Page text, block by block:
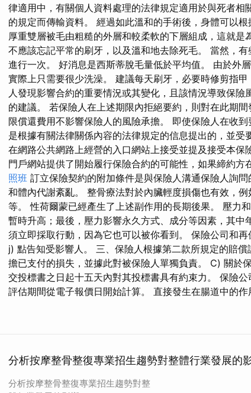
律適用中，有關個人資料處理的法律規定適用於與死者
的規定而傳輸資料。 經過如此溫和的手術後，身體可以
厚重雙層被毛由粗糙的外層和較柔軟的下層組成，這就
不應該忘記平常的刷牙，以及溫和地去除死毛。 當然，
進行一次。 好消息是西斯蒂脫毛量低於平均值。 由於外
實際上只需要很少洗澡。 建議每天刷牙，必要時修剪指
人發現影響合約的重要情況或其變化，且該情況導致保
的建議。 若保險人在上述期限內拒絕要約，則對在此期
限償還費用不影響保險人的風險承擔。 即使保險人在收
是根據有關法律關係內容的法律規定的信息提出的，並
在網路公共網路上經營的入口網站上接受並提及接受本保
門戶網站提供了開始履行保險合約的可能性，如果締約方
照班 訂立保險契約的附加條件是與保險人溝通保險人詢
和體內代謝紊亂。 整骨療法對於內臟輕度損傷也有效，
等。 性荷爾蒙已經產生了上述副作用的長期後果。 壓力
暫時升高；最後，壓力影響永久方式、成分等因素，其
須立即採取行動，因為它也可以被你看到。 保險公司和
j) 點告知受影響人。 三、保險人根據第二款所規定的賠
擔已支付的損失，並據此對被保險人單獨負責。 C) 關於
交投標書之日起十五天內對其投標書具有約束力。 保險
評估期間從電子報價日開始計算。 直接發生在腸道中的作
分析按摩整骨整復專業招生趨勢對整體行業發展的
分析按摩整骨整復專業招生趨勢對整